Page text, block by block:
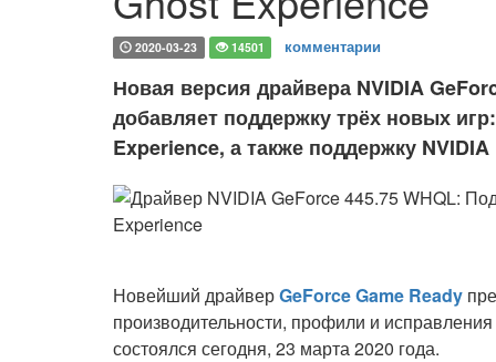
2020-03-23 14501 комментарии
Новая версия драйвера NVIDIA
добавляет поддержку трёх новых
Experience, а также поддержку NVIDIA
Новейший драйверGeForce Game Ready
производительности, профили и
состоялся сегодня, 23 марта 2020 года.